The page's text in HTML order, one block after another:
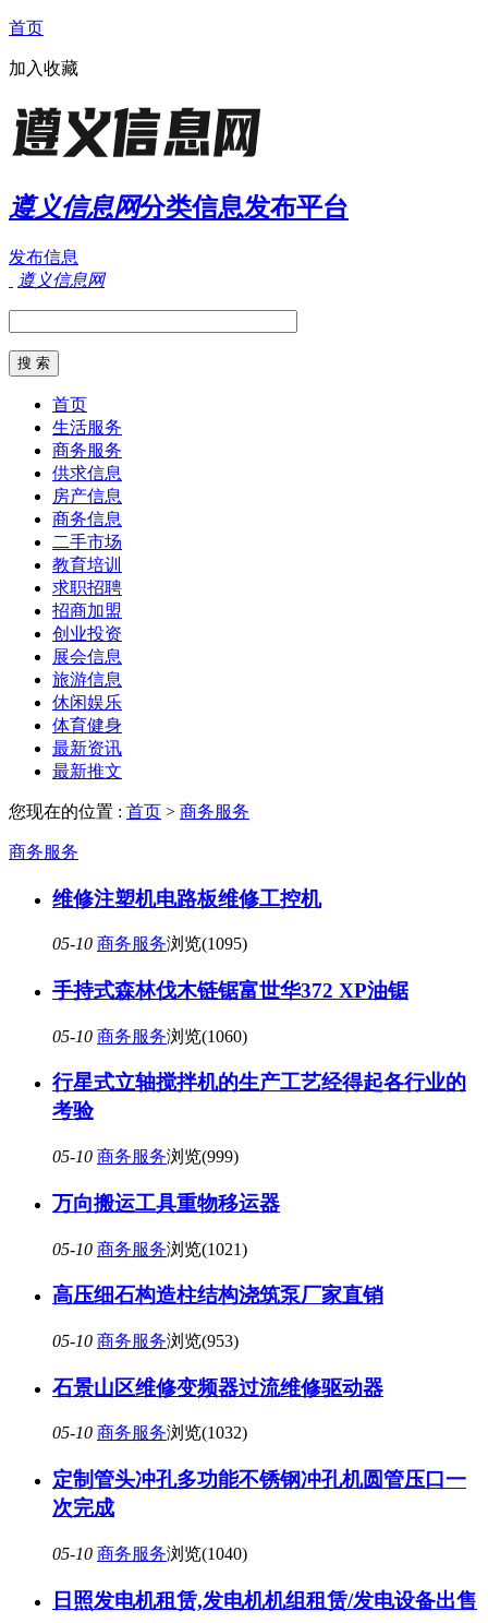
首页
加入收藏
遵义信息网分类信息发布平台
发布信息
遵义信息网
首页
生活服务
商务服务
供求信息
房产信息
商务信息
二手市场
教育培训
求职招聘
招商加盟
创业投资
展会信息
旅游信息
休闲娱乐
体育健身
最新资讯
最新推文
您现在的位置 : 首页 > 商务服务
商务服务
维修注塑机电路板维修工控机
05-10 商务服务浏览(1095)
手持式森林伐木链锯富世华372 XP油锯
05-10 商务服务浏览(1060)
行星式立轴搅拌机的生产工艺经得起各行业的
考验
05-10 商务服务浏览(999)
万向搬运工具重物移运器
05-10 商务服务浏览(1021)
高压细石构造柱结构浇筑泵厂家直销
05-10 商务服务浏览(953)
石景山区维修变频器过流维修驱动器
05-10 商务服务浏览(1032)
定制管头冲孔多功能不锈钢冲孔机圆管压口一
次完成
05-10 商务服务浏览(1040)
日照发电机租赁,发电机机组租赁/发电设备出售